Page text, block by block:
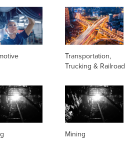
Transportation,
Trucking & Railroad
Mining